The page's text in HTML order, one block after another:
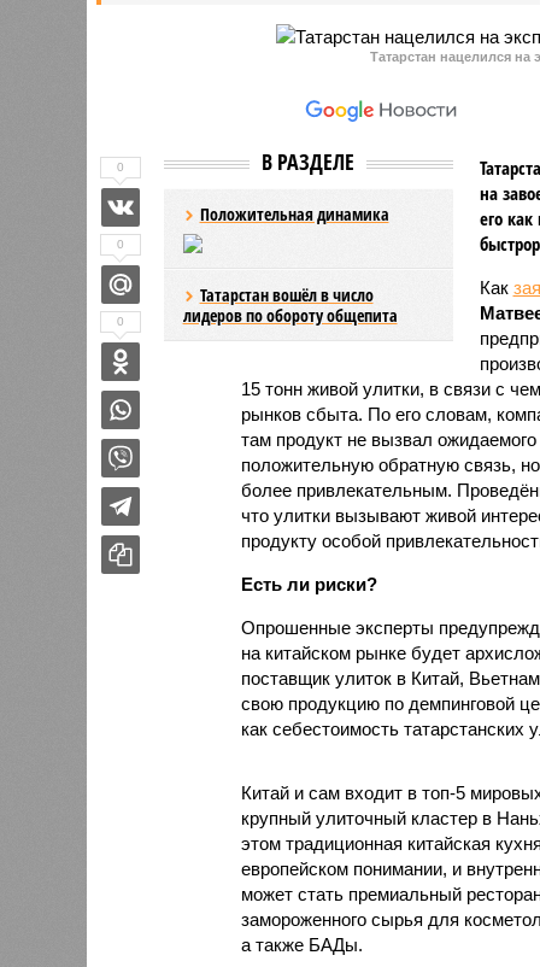
Татарстан нацелился на
В РАЗДЕЛЕ
Положительная динамика
Татарстан вошёл в число
лидеров по обороту общепита
на
его
Как
15 тонн живой улитки, в связи с
рынков сбыта. По его словам,
там продукт не вызвал
положительную обратную связь,
более привлекательным.
что улитки вызывают живой
продукту особой
Есть ли риски?
Опрошенные эксперты
на китайском рынке будет
поставщик улиток в Китай,
свою продукцию по демпинговой
как себестоимость татарстанских
Китай и сам входит в топ-5
крупный улиточный кластер в
этом традиционная китайская
европейском понимании, и
может стать премиальный
замороженного сырья для
а также БАДы.
0
0
0